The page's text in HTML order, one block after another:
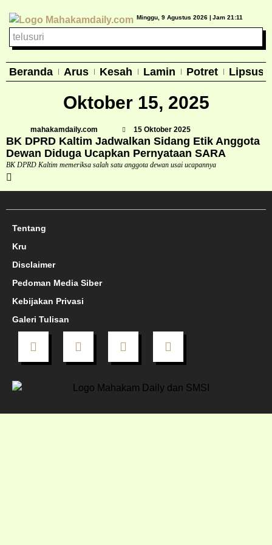
Minggu, 9 Agustus 2026 | Jam 21:11
Beranda Arus Kesah Lamin Potret Lipsus
Oktober 15, 2025
mahakamdaily.com 15 Oktober 2025
BK DPRD Kaltim Jadwalkan Sidang Etik Anggota
Dewan Diduga Ucapkan Pernyataan SARA
BK DPRD Kaltim memeriksa salah satu anggota dewan usai ucapannya
Tentang
Kru
Disclaimer
Pedoman Media Siber
Kebijakan Privasi
Galeri Tulisan